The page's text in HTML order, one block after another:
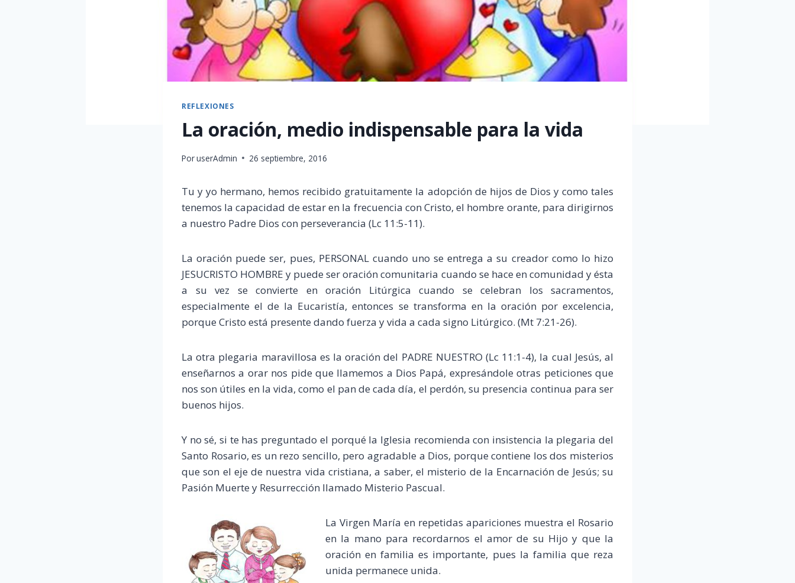
REFLEXIONES
La oración, medio indispensable para la vida
PoruserAdmin 26 septiembre, 2016
Tu y yo hermano, hemos recibido gratuitamente la adopción de hijos de Dios y como tales
tenemos la capacidad de estar en la frecuencia con Cristo, el hombre orante, para dirigirnos
a nuestro Padre Dios con perseverancia (Lc 11:5-11).
La oración puede ser, pues, PERSONAL cuando uno se entrega a su creador como lo hizo
JESUCRISTO HOMBRE y puede ser oración comunitaria cuando se hace en comunidad y ésta
a su vez se convierte en oración Litúrgica cuando se celebran los sacramentos,
especialmente el de la Eucaristía, entonces se transforma en la oración por excelencia,
porque Cristo está presente dando fuerza y vida a cada signo Litúrgico. (Mt 7:21-26).
La otra plegaria maravillosa es la oración del PADRE NUESTRO (Lc 11:1-4), la cual Jesús, al
enseñarnos a orar nos pide que llamemos a Dios Papá, expresándole otras peticiones que
nos son útiles en la vida, como el pan de cada día, el perdón, su presencia continua para ser
buenos hijos.
Y no sé, si te has preguntado el porqué la Iglesia recomienda con insistencia la plegaria del
Santo Rosario, es un rezo sencillo, pero agradable a Dios, porque contiene los dos misterios
que son el eje de nuestra vida cristiana, a saber, el misterio de la Encarnación de Jesús; su
Pasión Muerte y Resurrección llamado Misterio Pascual.
La Virgen María en repetidas apariciones muestra el Rosario
en la mano para recordarnos el amor de su Hijo y que la
oración en familia es importante, pues la familia que reza
unida permanece unida.